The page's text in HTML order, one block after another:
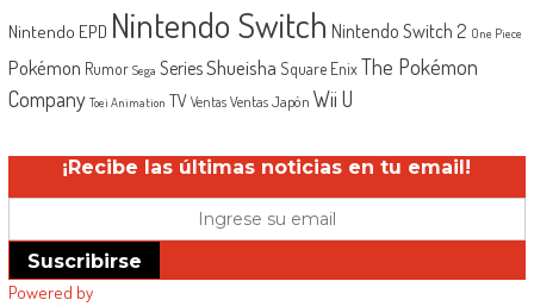
Nintendo EPD Nintendo Switch Nintendo Switch 2 One Piece
Pokémon Rumor Sega SeriesShueisha Square EnixThe Pokémon
Company Toei Animation TV Ventas Ventas Japón Wii U
¡Recibe las últimas noticias en tu email!
Suscribirse
Powered by